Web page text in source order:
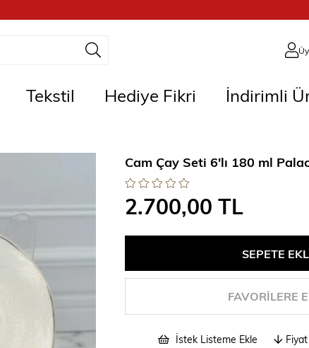
Tekstil Hediye Fikri İndirimli
Cam Çay Seti 6'lı 180 ml
2.700,00 TL
FAVORILERE
İstek Listeme Ekle